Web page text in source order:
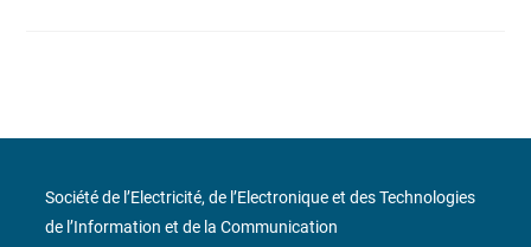
Société de l’Electricité, de l’Electronique et des Technologies
de l’Information et de la Communication